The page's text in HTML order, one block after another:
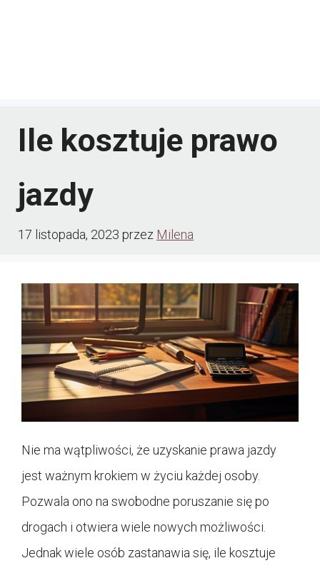
Ile kosztuje prawo
jazdy
17 listopada, 2023 przez Milena
Nie ma wątpliwości, że uzyskanie prawa jazdy
jest ważnym krokiem w życiu każdej osoby.
Pozwala ono na swobodne poruszanie się po
drogach i otwiera wiele nowych możliwości.
Jednak wiele osób zastanawia się, ile kosztuje